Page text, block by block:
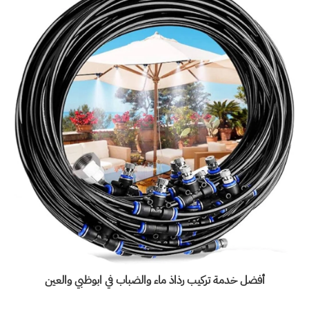
أفضل خدمة تركيب رذاذ ماء والضباب في ابوظبي والعين